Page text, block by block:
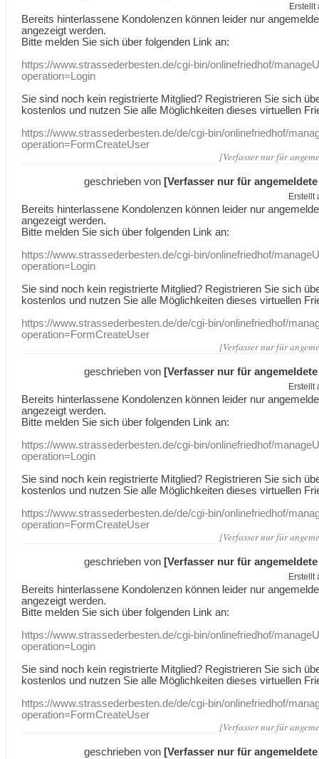
Erstellt
Bereits hinterlassene Kondolenzen können leider nur
angezeigt werden.
Bitte melden Sie sich über folgenden Link an:
https://www.strassederbesten.de/cgi-bin/onlinefriedhof/
operation=Login
Sie sind noch kein registrierte Mitglied? Registrieren Sie sich
kostenlos und nutzen Sie alle Möglichkeiten dieses virtuellen
https://www.strassederbesten.de/de/cgi-bin/onlinefriedhof/
operation=FormCreateUser
[Verfasser nur für
geschrieben von [Verfasser nur für
Erstellt
Bereits hinterlassene Kondolenzen können leider nur
angezeigt werden.
Bitte melden Sie sich über folgenden Link an:
https://www.strassederbesten.de/cgi-bin/onlinefriedhof/
operation=Login
Sie sind noch kein registrierte Mitglied? Registrieren Sie sich
kostenlos und nutzen Sie alle Möglichkeiten dieses virtuellen
https://www.strassederbesten.de/de/cgi-bin/onlinefriedhof/
operation=FormCreateUser
[Verfasser nur für
geschrieben von [Verfasser nur für
Erstellt
Bereits hinterlassene Kondolenzen können leider nur
angezeigt werden.
Bitte melden Sie sich über folgenden Link an:
https://www.strassederbesten.de/cgi-bin/onlinefriedhof/
operation=Login
Sie sind noch kein registrierte Mitglied? Registrieren Sie sich
kostenlos und nutzen Sie alle Möglichkeiten dieses virtuellen
https://www.strassederbesten.de/de/cgi-bin/onlinefriedhof/
operation=FormCreateUser
[Verfasser nur für
geschrieben von [Verfasser nur für
Erstellt
Bereits hinterlassene Kondolenzen können leider nur
angezeigt werden.
Bitte melden Sie sich über folgenden Link an:
https://www.strassederbesten.de/cgi-bin/onlinefriedhof/
operation=Login
Sie sind noch kein registrierte Mitglied? Registrieren Sie sich
kostenlos und nutzen Sie alle Möglichkeiten dieses virtuellen
https://www.strassederbesten.de/de/cgi-bin/onlinefriedhof/
operation=FormCreateUser
[Verfasser nur für
geschrieben von [Verfasser nur für